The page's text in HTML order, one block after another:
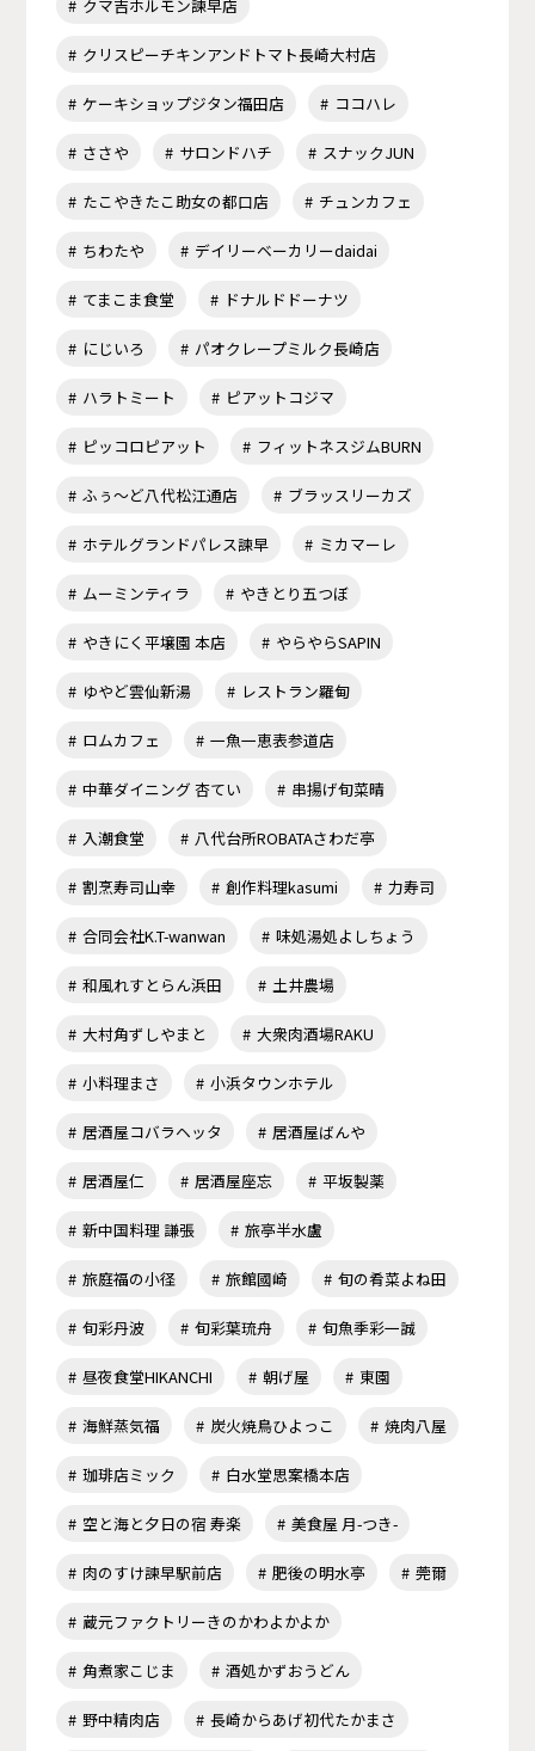
クマ吉ホルモン諫早店
クリスピーチキンアンドトマト長崎大村店
ケーキショップジタン福田店 ココハレ
ささや サロンドハチ スナックJUN
たこやきたこ助女の都口店 チュンカフェ
ちわたや デイリーベーカリーdaidai
てまこま食堂 ドナルドドーナツ
にじいろ パオクレープミルク長崎店
ハラトミート ピアットコジマ
ピッコロピアット フィットネスジムBURN
ふぅ～ど八代松江通店 ブラッスリーカズ
ホテルグランドパレス諫早 ミカマーレ
ムーミンティラ やきとり五つぼ
やきにく平壌園 本店 やらやらSAPIN
ゆやど雲仙新湯 レストラン羅甸
ロムカフェ 一魚一恵表参道店
中華ダイニング 杏てい 串揚げ旬菜晴
入潮食堂 八代台所ROBATAさわだ亭
割烹寿司山幸 創作料理kasumi 力寿司
合同会社K.T-wanwan 味処湯処よしちょう
和風れすとらん浜田 土井農場
大村角ずしやまと 大衆肉酒場RAKU
小料理まさ 小浜タウンホテル
居酒屋コバラヘッタ 居酒屋ばんや
居酒屋仁 居酒屋座忘 平坂製薬
新中国料理 謙張 旅亭半水盧
旅庭福の小径 旅館國崎 旬の肴菜よね田
旬彩丹波 旬彩葉琉舟 旬魚季彩一誠
昼夜食堂HIKANCHI 朝げ屋 東園
海鮮蒸気福 炭火焼鳥ひよっこ 焼肉八屋
珈琲店ミック 白水堂思案橋本店
空と海と夕日の宿 寿楽 美食屋 月-つき-
肉のすけ諫早駅前店 肥後の明水亭 莞爾
蔵元ファクトリーきのかわよかよか
角煮家こじま 酒処かずおうどん
野中精肉店 長崎からあげ初代たかまさ